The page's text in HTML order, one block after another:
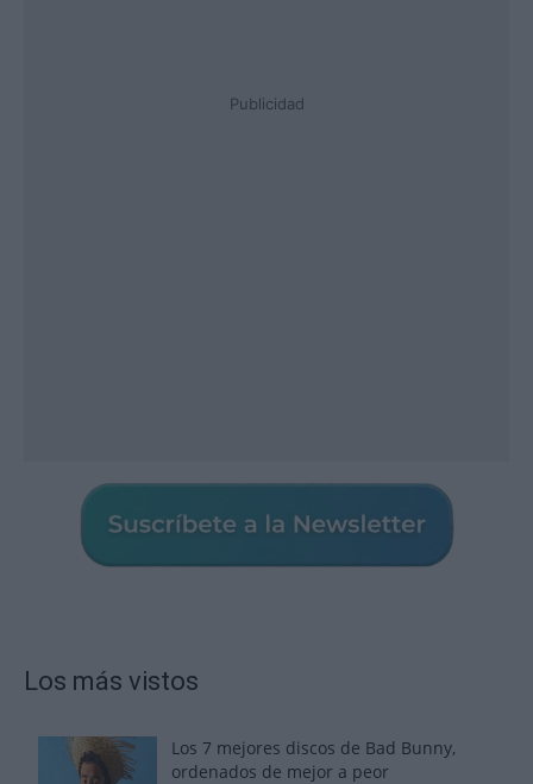
Publicidad
Los más vistos
Los 7 mejores discos de Bad Bunny,
ordenados de mejor a peor